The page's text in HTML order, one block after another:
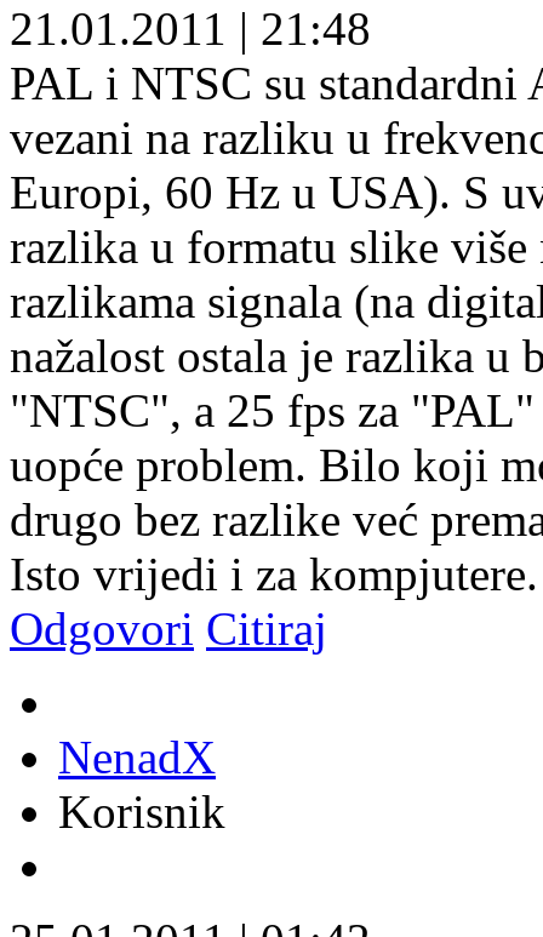
21.01.2011 | 21:48
PAL i NTSC su
vezani na razliku u
Europi, 60 Hz u USA). S
razlika u formatu slike
razlikama signala (na
nažalost ostala je razlika u
"NTSC", a 25 fps za
uopće problem. Bilo koji
drugo bez razlike već
Isto vrijedi i za kompjutere.
Odgovori Citiraj
NenadX
Korisnik